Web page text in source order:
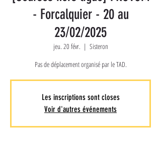
- Forcalquier - 20 au
23/02/2025
jeu. 20 févr.
  |
Sisteron
Pas de déplacement organisé par le TAD.
Les inscriptions sont closes
Voir d'autres événements